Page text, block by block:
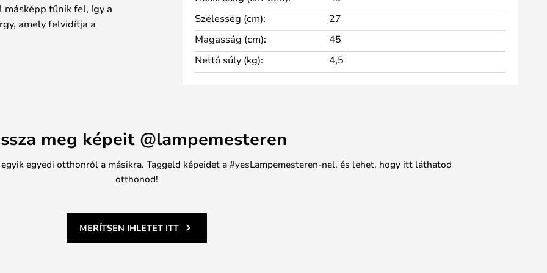
tűnik fel, így a
amely felvidítja a
eltérések fordulhatnak elő.
bambuszrudakhoz,
friss virágokhoz.
amelyet Kristian Sofus
a 101 Copenhagen számára,
Szélesség (cm):
27
Magasság (cm):
45
Nettó súly (kg):
4,5
meg képeit @lampemesteren
egyedi otthonról a másikra. Taggeld képeidet a #yesLampemesteren-nel, és lehet, hogy itt láthatod
otthonod!
MERÍTSEN IHLETET ITT